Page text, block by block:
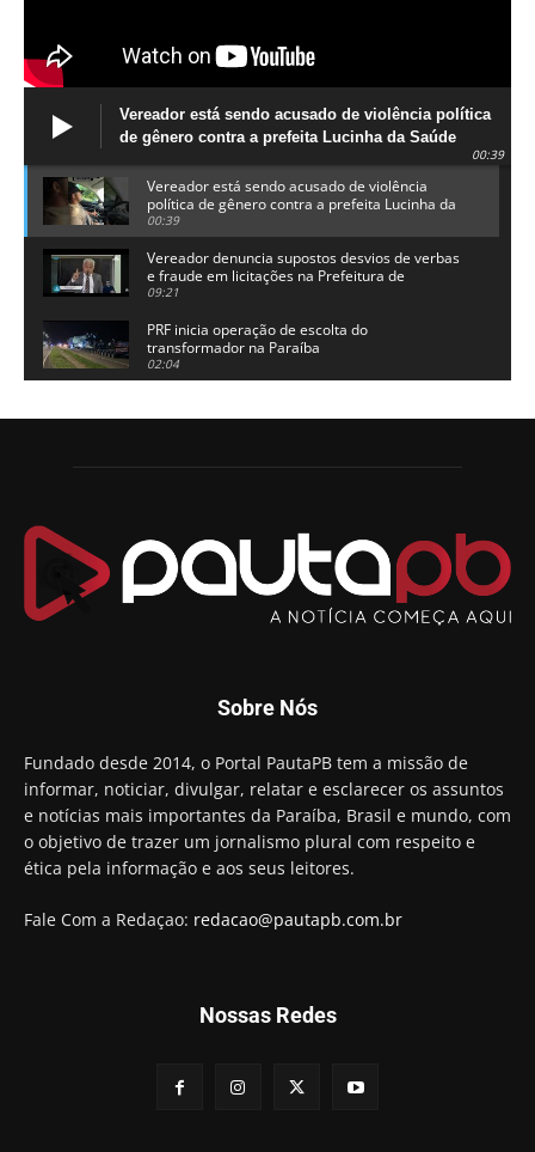
Vereador está sendo acusado de violência política
de gênero contra a prefeita Lucinha da Saúde
00:39
Vereador está sendo acusado de violência
política de gênero contra a prefeita Lucinha da
Saúde
00:39
Vereador denuncia supostos desvios de verbas
e fraude em licitações na Prefeitura de
Alhandra
09:21
PRF inicia operação de escolta do
transformador na Paraíba
02:04
candidatura a governador da Paraíba
Chapa dos sonhos: Cícero agradece a Galdino,
Arthur Lira parabeniza Karla Pimentel por sua
reeleição em Conde
00:23
Aguinaldo Ribeiro destaca apoio do PP a Hugo
preso e faz vídeo na cadeia
Hugo Motta retira projeto que permitia bancos
"confiscar" dinheiro de clientes
01:49
Descaso da gestão Panta deixa crianças e
professoras 'ilhadas' em creche
00:16
Sobre Nós
Fundado desde 2014, o Portal PautaPB tem a missão de
informar, noticiar, divulgar, relatar e esclarecer os assuntos
e notícias mais importantes da Paraíba, Brasil e mundo, com
o objetivo de trazer um jornalismo plural com respeito e
ética pela informação e aos seus leitores.
Fale Com a Redaçao: redacao@pautapb.com.br
Nossas Redes